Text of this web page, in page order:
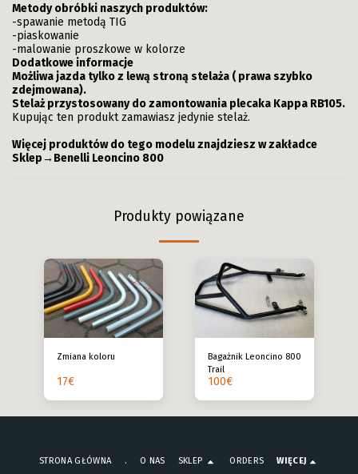
Metody obróbki naszych produktów:
-spawanie metodą TIG
-piaskowanie
-malowanie proszkowe w kolorze
Dodatkowe informacje
Możliwa jazda tylko z lewą stroną stelaża ( prawa szybko
zdejmowana).
Stelaż przystosowany do zamontowania plecaka Kappa RB105.
Kupując ten produkt zamawiasz jedynie stelaż.
Więcej produktów do tego modelu znajdziesz w zakładce
Sklep→Benelli Leoncino 800
Produkty powiązane
Zmiana koloru
17€
Bagażnik Leoncino 800
Trail
100€
STRONA GŁÓWNA . O NAS SKLEP ORDERS WIĘCEJ